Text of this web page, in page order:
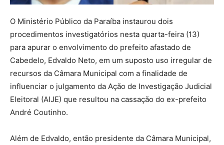
O Ministério Público da Paraíba instaurou dois
procedimentos investigatórios nesta quarta-feira (13)
para apurar o envolvimento do prefeito afastado de
Cabedelo, Edvaldo Neto, em um suposto uso irregular de
recursos da Câmara Municipal com a finalidade de
influenciar o julgamento da Ação de Investigação Judicial
Eleitoral (AIJE) que resultou na cassação do ex-prefeito
André Coutinho.
Além de Edvaldo, então presidente da Câmara Municipal,